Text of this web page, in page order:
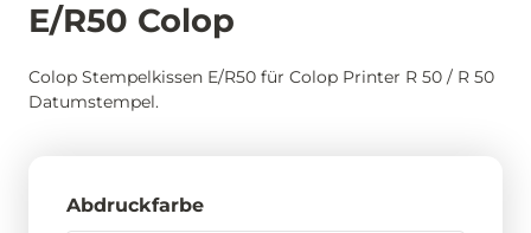
E/R50 Colop
Colop Stempelkissen E/R50 für Colop Printer R 50 / R 50
Datumstempel.
Abdruckfarbe